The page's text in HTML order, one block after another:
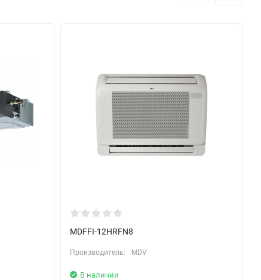
MDFFI-12HRFN8
Производитель: MDV
В наличии